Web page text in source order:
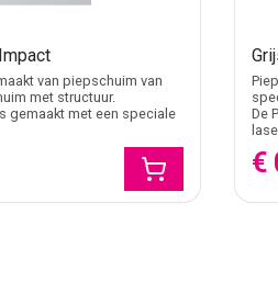
van piepschuim van
met structuur.
gemaakt met een speciale
De
€